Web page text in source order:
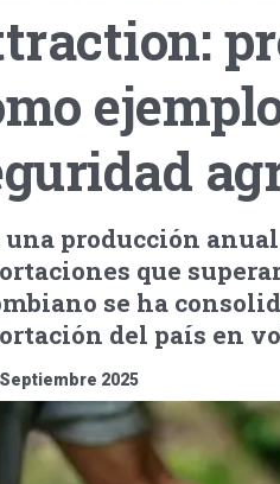
una producción
que
se ha
del país en
2025